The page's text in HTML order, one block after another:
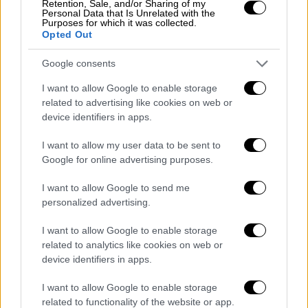
Retention, Sale, and/or Sharing of my
Personal Data that Is Unrelated with the
Purposes for which it was collected.
Opted Out
Google consents
I want to allow Google to enable storage
related to advertising like cookies on web or
device identifiers in apps.
I want to allow my user data to be sent to
Google for online advertising purposes.
I want to allow Google to send me
personalized advertising.
I want to allow Google to enable storage
related to analytics like cookies on web or
device identifiers in apps.
I want to allow Google to enable storage
related to functionality of the website or app.
Συρία,οι εκτοπισμένοιστην Τουρκία και σε
άλλες όμορες χώροι Σύροι, οι οποίοι
φτάνουν σε αριθμό περίπου τα δέκα
εκατομμύρια,άρχισαν να γυρίζουν στα σπίτια
τους.
«Απομένει να δούμε πώς θα εξομαλυνθεί η
αυτήν την κατεύθυνση. Θα περάσει, βέβαια,
ένα χρονικό διάστημα γι’ αυτό αλλά
ότι θα υπάρξει εξομάλυνση,για την οποία θα
βοηθήσει και η υφιστάμενη κυβέρνηση, όπως
Θα πρέπει να υπάρξει μία
μεταβατική κατάσταση, για να οδηγηθούμε
σε εκλογές. Πιστεύω ότι θα εφαρμοστεί το
τη μεταβατική κυβέρνηση, την εφαρμογή του